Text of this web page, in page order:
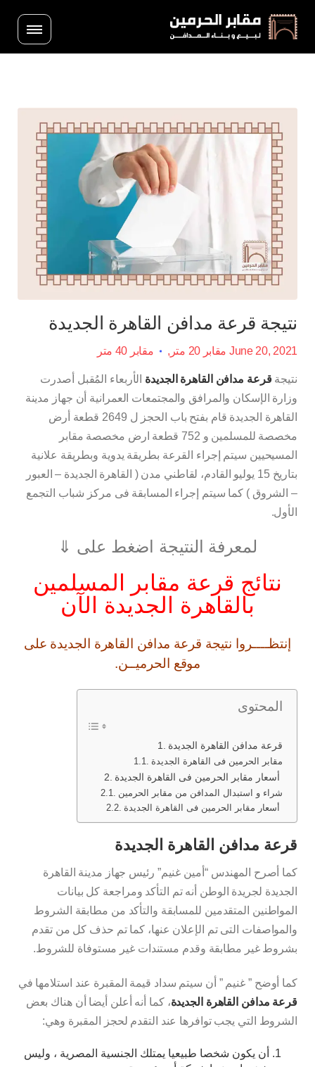
نتيجة قرعة مدافن القاهرة الجديدة
June 20, 2021 مقابر 20 متر مقابر 40 متر
نتيجةقرعة مدافن القاهرة الجديدة الأربعاء المُقبل أصدرت
وزارة الإسكان والمرافق والمجتمعات العمرانية أن جهاز مدينة
القاهرة الجديدة قام بفتح باب الحجز ل 2649 قطعة أرض
مخصصة للمسلمين و 752 قطعة ارض مخصصة مقابر
المسيحيين سيتم إجراء القرعة بطريقة يدوية وبطريقة علانية
بتاريخ 15 يوليو القادم، لقاطني مدن ( القاهرة الجديدة – العبور
– الشروق ) كما سيتم إجراء المسابقة فى مركز شباب التجمع
الأول.
لمعرفة النتيجة اضغط على ⇓
نتائج قرعة مقابر المسلمين
بالقاهرة الجديدة الآن
إنتظــــروا نتيجة قرعة مدافن القاهرة الجديدة على
موقع الحرميــن.
المحتوى
قرعة مدافن القاهرة الجديدة
مقابر الحرمين فى القاهرة الجديدة
شراء و استبدال المدافن من مقابر الحرمين
قرعة مدافن القاهرة الجديدة
كما أصرح المهندس “أمين غنيم” رئيس جهاز مدينة القاهرة
الجديدة لجريدة الوطن أنه تم التأكد ومراجعة كل بيانات
المواطنين المتقدمين للمسابقة والتأكد من مطابقة الشروط
والمواصفات التى تم الإعلان عنها، كما تم حذف كل من تقدم
بشروط غير مطابقة وقدم مستندات غير مستوفاة للشروط.
كما أوضح ” غنيم ” أن سيتم سداد قيمة المقبرة عند استلامها في
قرعة مدافن القاهرة الجديدة، كما أنه أعلن أيضا أن هناك بعض
الشروط التي يجب توافرها عند التقدم لحجز المقبرة وهي:
أن يكون شخصا طبيعيا يمتلك الجنسية المصرية ، وليس